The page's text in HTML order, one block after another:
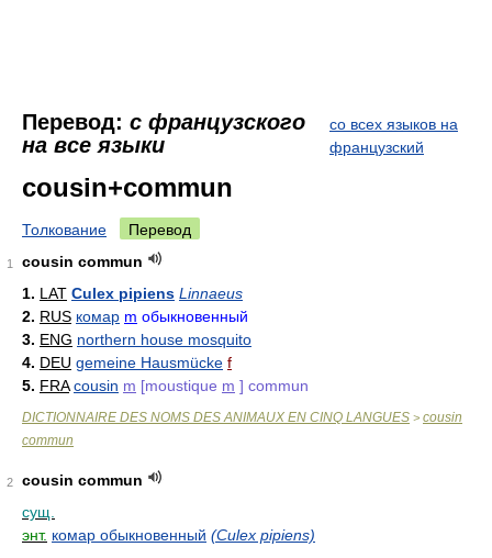
Перевод: с французского
на все языки
со всех языков на
французский
cousin+commun
Толкование Перевод
1
cousin commun
1. LAT Culex pipiens Linnaeus
2. RUS комар m обыкновенный
3. ENG northern house mosquito
4. DEU gemeine Hausmücke f
5. FRA cousin m [moustique m ] commun
DICTIONNAIRE DES NOMS DES ANIMAUX EN CINQ LANGUES > cousin
commun
2
cousin commun
сущ.
энт. комар обыкновенный (Culex pipiens)